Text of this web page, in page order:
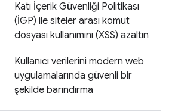
Katı İçerik Güvenliği Politikası
(İGP) ile siteler arası komut
dosyası kullanımını (XSS) azaltın
Kullanıcı verilerini modern web
uygulamalarında güvenli bir
şekilde barındırma